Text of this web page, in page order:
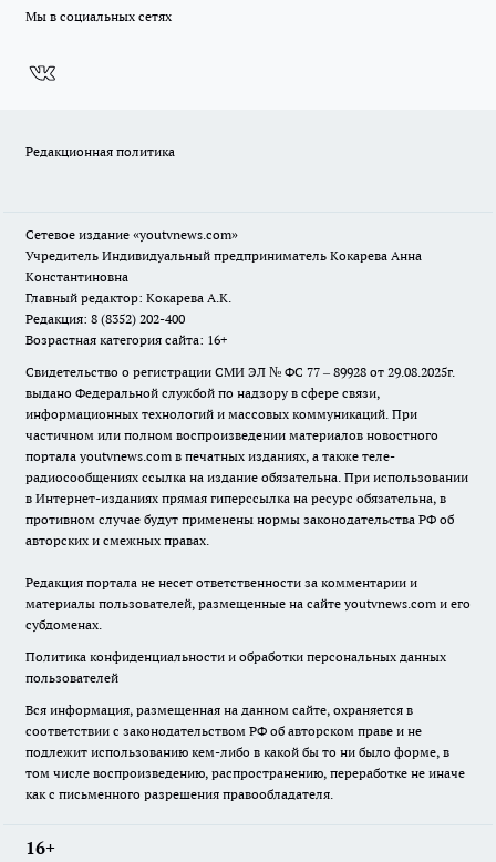
Мы в социальных сетях
Редакционная политика
Сетевое издание «youtvnews.com»
Учредитель Индивидуальный предприниматель Кокарева Анна
Константиновна
Главный редактор: Кокарева А.К.
Редакция: 8 (8352) 202-400
Возрастная категория сайта: 16+
Свидетельство о регистрации СМИ ЭЛ № ФС 77 – 89928 от 29.08.2025г.
выдано Федеральной службой по надзору в сфере связи,
информационных технологий и массовых коммуникаций. При
частичном или полном воспроизведении материалов новостного
портала youtvnews.com в печатных изданиях, а также теле-
радиосообщениях ссылка на издание обязательна. При использовании
в Интернет-изданиях прямая гиперссылка на ресурс обязательна, в
противном случае будут применены нормы законодательства РФ об
авторских и смежных правах.
Редакция портала не несет ответственности за комментарии и
материалы пользователей, размещенные на сайте youtvnews.com и его
субдоменах.
Политика конфиденциальности и обработки персональных данных
пользователей
Вся информация, размещенная на данном сайте, охраняется в
соответствии с законодательством РФ об авторском праве и не
подлежит использованию кем-либо в какой бы то ни было форме, в
том числе воспроизведению, распространению, переработке не иначе
как с письменного разрешения правообладателя.
16+